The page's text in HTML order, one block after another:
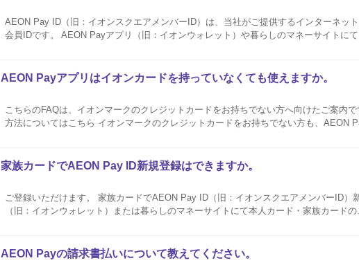
AEON Pay ID（旧：イオンスクエアメンバーID）は、当社がご提供するインターネッ
会員IDです。 AEON Payアプリ（旧：イオンウォレット）や暮らしのマネーサイトに
AEON Payアプリはイオンカードを持っていなくても使えますか。
こちらのFAQは、イオンマークのクレジットカードをお持ちでない方へ向けたご案内
方法についてはこちら イオンマークのクレジットカードをお持ちでない方も、AEON Payアプリ（旧：イオンウォレット）より
家族カードでAEON Pay ID新規登録はできますか。
ご登録いただけます。 家族カードでAEON Pay ID（旧：イオンスクエアメンバーID）
（旧：イオンウォレット）または暮らしのマネーサイトにて本人カード・家族カード
AEON Payの請求書払いについて教えてください。